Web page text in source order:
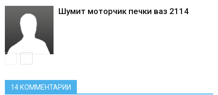
Шумит моторчик печки ваз 2114
14 КОММЕНТАРИИ